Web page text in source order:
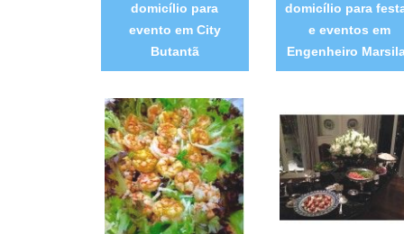
domicílio para
evento em City
Butantã
domicílio para
e eventos em
Engenheiro